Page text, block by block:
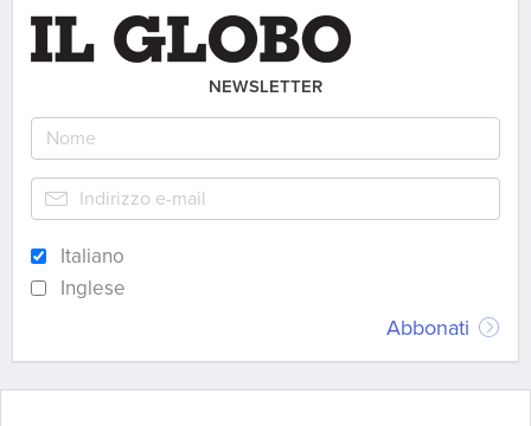
NEWSLETTER
Italiano
Inglese
Abbonati